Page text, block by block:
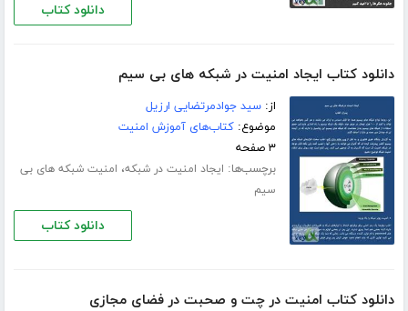
دانلود کتاب
دانلود کتاب ایجاد امنیت در شبکه های بی سیم
از:سید جوادمرتضایی ارزیل
موضوع:کتاب‌های آموزش امنیت
۳ صفحه
برچسب‌ها: ایجاد امنیت در شبکه، امنیت شبکه های بی
سیم
دانلود کتاب
دانلود کتاب امنیت در چت و صحبت در فضای مجازی